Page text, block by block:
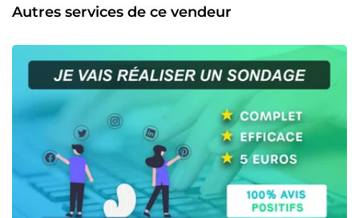
Autres services de ce vendeur